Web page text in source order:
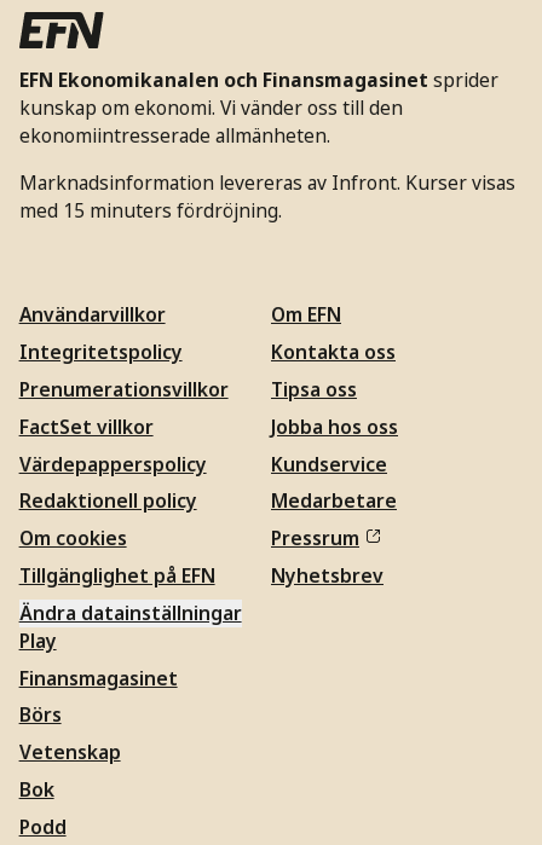
EFN Ekonomikanalen och Finansmagasinet sprider
kunskap om ekonomi. Vi vänder oss till den
ekonomiintresserade allmänheten.
Marknadsinformation levereras av Infront. Kurser visas
med 15 minuters fördröjning.
Användarvillkor
Integritetspolicy
Prenumerationsvillkor
FactSet villkor
Värdepapperspolicy
Redaktionell policy
Om cookies
Tillgänglighet på EFN
Ändra datainställningar
Om EFN
Kontakta oss
Tipsa oss
Jobba hos oss
Kundservice
Medarbetare
Pressrum
Nyhetsbrev
Play
Finansmagasinet
Börs
Vetenskap
Bok
Podd